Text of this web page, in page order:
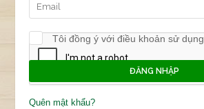
Tôi đồng ý với điều khoản sử dụng
Quên mật khẩu?